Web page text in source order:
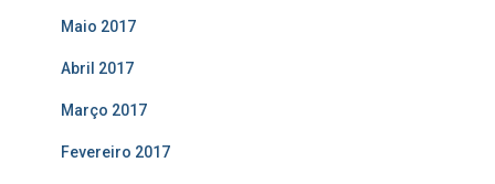
Maio 2017
Abril 2017
Março 2017
Fevereiro 2017